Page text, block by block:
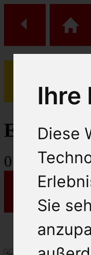
Ihre
Diese
Sie
(0)
Einkaufs
0 Artikel